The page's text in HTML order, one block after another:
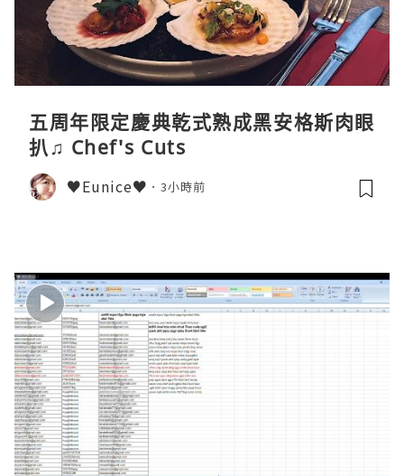
五周年限定慶典乾式熟成黑安格斯肉眼
扒♫ Chef's Cuts
♥Eunice♥ 3小時前